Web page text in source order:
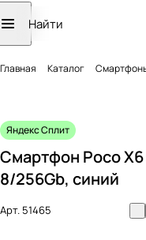
Главная Каталог
Яндекс Сплит
Смартфон Poco X6
8/256Gb, синий
Арт. 51465